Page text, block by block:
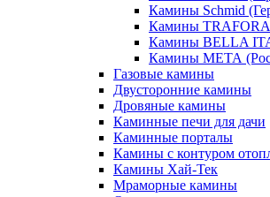
Камины Schmid
Камины
Камины BELLA
Камины МЕТА
Газовые камины
Двусторонние камины
Дровяные камины
Каминные печи для дачи
Каминные порталы
Камины с контуром
Камины Хай-Тек
Мраморные камины